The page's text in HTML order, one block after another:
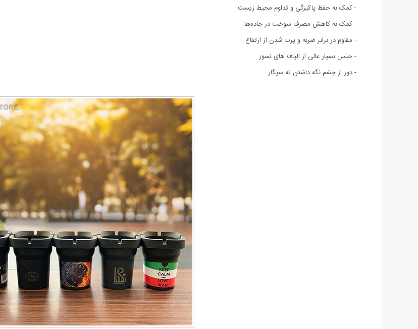
- کمک به حفظ پاکیزگی و تداوم محیط زیست
- کمک به کاهش مصرف سوخت در جاده‌ها
- مقاوم در برابر ضربه و پرت شدن از ارتفاع
- جنس بسیار عالی از الیاف های نسوز
- دور از چشم نگه داشتن ته سیگار